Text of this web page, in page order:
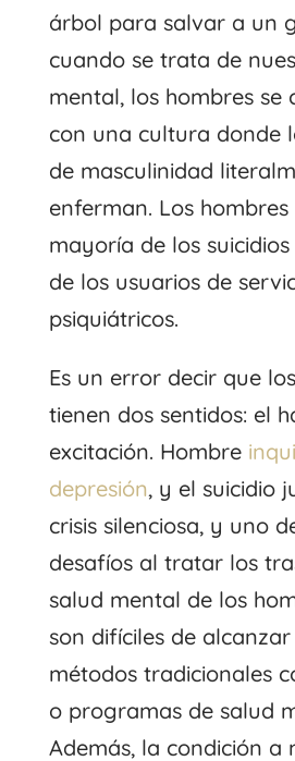
árbol para salvar a un
cuando se trata de
mental, los hombres se
con una cultura donde
de masculinidad
enferman. Los
mayoría de los
de los usuarios de
psiquiátricos.
Es un error decir que
tienen dos sentidos: el
excitación. Hombre
depresión, y el suicidio
crisis silenciosa, y uno
desafíos al tratar los
salud mental de los
son difíciles de
métodos tradicionales
o programas de salud
Además, la condición a